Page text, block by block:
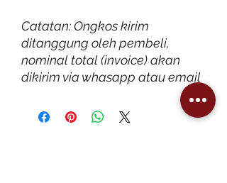
Catatan: Ongkos kirim
ditanggung oleh pembeli,
nominal total (invoice) akan
dikirim via whasapp atau email